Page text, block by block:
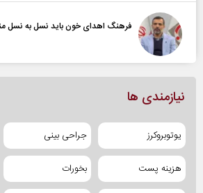
فرهنگ اهدای خون باید نسل به نسل
نیازمندی ها
یوتوبروکرز جراحی بینی
هزینه پست بخورات